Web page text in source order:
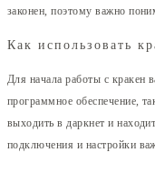
законен, поэтому важно
Как использовать
Для начала работы с кракен
программное обеспечение,
выходить в даркнет и
подключения и настройки